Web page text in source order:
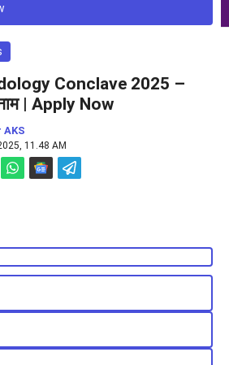
Conclave 2025 –
| Apply Now
11.48 AM